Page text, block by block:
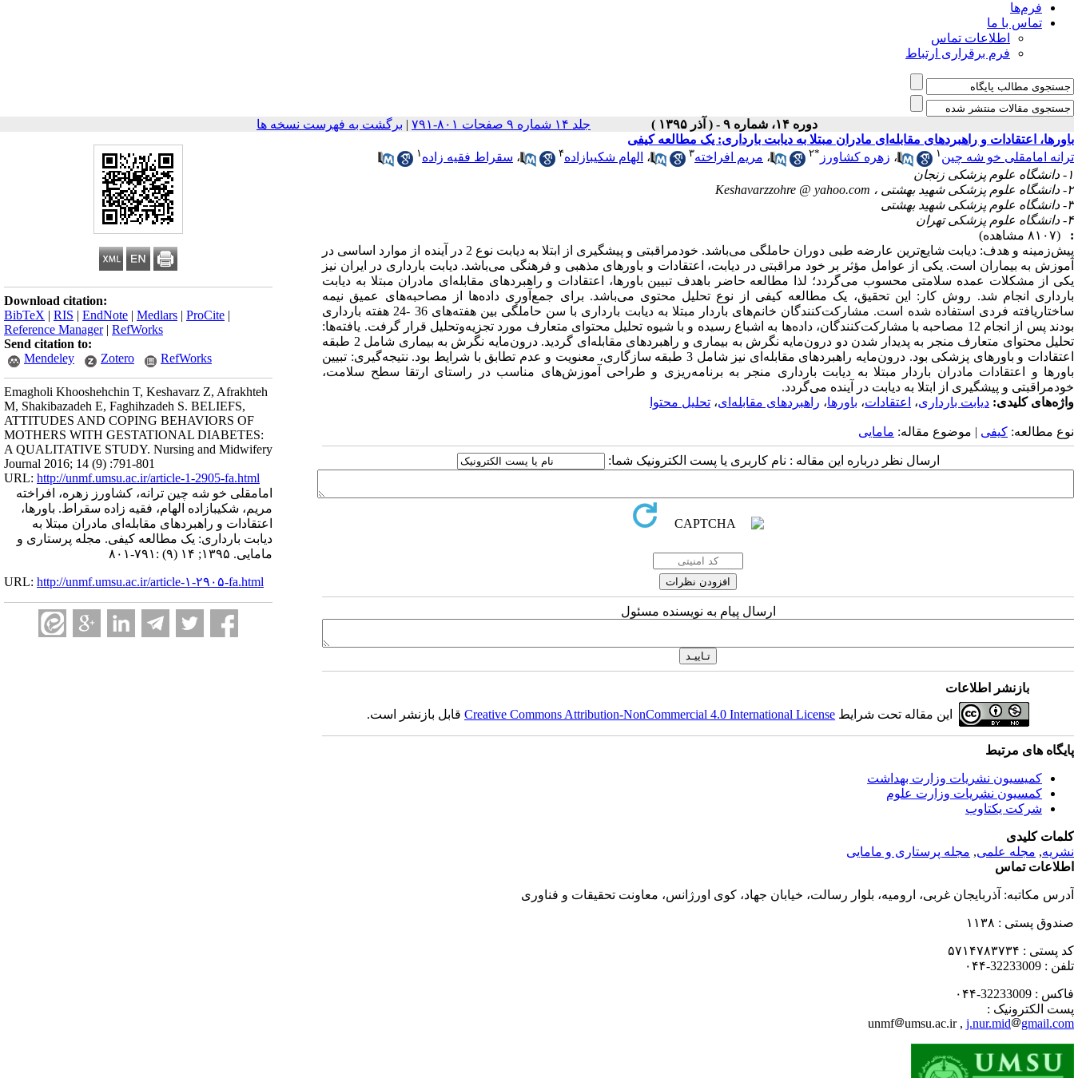
فرم‌ها
تماس با ما
اطلاعات تماس
فرم برقراری ارتباط
دوره ۱۴، شماره ۹ - ( آذر ۱۳۹۵ ) جلد ۱۴ شماره ۹ صفحات ۸۰۱-۷۹۱ | برگشت به فهرست نسخه ها
Download citation:
BibTeX | RIS | EndNote | Medlars | ProCite |
Reference Manager| RefWorks
Send citation to:
Mendeley
Zotero RefWorks
Emagholi Khooshehchin T, Keshavarz Z, Afrakhteh
M, Shakibazadeh E, Faghihzadeh S. BELIEFS,
ATTITUDES AND COPING BEHAVIORS OF
MOTHERS WITH GESTATIONAL DIABETES:
A QUALITATIVE STUDY. Nursing and Midwifery
Journal 2016; 14 (9) :791-801
URL: http://unmf.umsu.ac.ir/article-1-2905-fa.html
امامقلی خو شه چین ترانه، کشاورز زهره، افراخته
مریم، شکیبازاده الهام، فقیه زاده سقراط. باورها،
اعتقادات و راهبردهای مقابله‌ای مادران مبتلا به
دیابت بارداری: یک مطالعه کیفی. مجله پرستاری و
مامایی. ۱۳۹۵; ۱۴ (۹) :۷۹۱-۸۰۱
URL: http://unmf.umsu.ac.ir/article-۱-۲۹۰۵-fa.html
باورها، اعتقادات و راهبردهای مقابله‌ای مادران مبتلا به دیابت بارداری: یک مطالعه کیفی
ترانه امامقلی خو شه چین ۱ ، زهره کشاورز *۲ ، مریم افراخته۳ ، الهام شکیبازاده۴ ، سقراط فقیه زاده ۱
۱- دانشگاه علوم پزشکی زنجان
۲- دانشگاه علوم پزشکی شهید بهشتی ،
Keshavarzzohre @ yahoo.com
۳- دانشگاه علوم پزشکی شهید بهشتی
۴- دانشگاه علوم پزشکی تهران
:
(۸۱۰۷ مشاهده)
پیش‌زمینه و هدف: دیابت شایع‌ترین عارضه طبی دوران حاملگی می‌باشد. خودمراقبتی و پیشگیری از ابتلا به دیابت نوع 2 در آینده از موارد اساسی در
آموزش به بیماران است. یکی از عوامل مؤثر بر خود مراقبتی در دیابت، اعتقادات و باورهای مذهبی و فرهنگی می‌باشد. دیابت بارداری در ایران نیز
یکی از مشکلات عمده سلامتی محسوب می‌گردد؛ لذا مطالعه حاضر باهدف تبیین باورها، اعتقادات و راهبردهای مقابله‌ای مادران مبتلا به دیابت
بارداری انجام شد. روش کار: این تحقیق، یک مطالعه کیفی از نوع تحلیل محتوی می‌باشد. برای جمع‌آوری داده‌ها از مصاحبه‌های عمیق نیمه
ساختاریافته فردی استفاده شده است. مشارکت‌کنندگان خانم‌های باردار مبتلا به دیابت بارداری با سن حاملگی بین هفته‌های 36 -24 هفته بارداری
بودند پس از انجام 12 مصاحبه با مشارکت‌کنندگان، داده‌ها به اشباع رسیده و با شیوه تحلیل محتوای متعارف مورد تجزیه‌و‌تحلیل قرار گرفت. یافته‌ها:
تحلیل محتوای متعارف منجر به پدیدار شدن دو درون‌مایه نگرش به بیماری و راهبردهای مقابله‌ای گردید. درون‌مایه نگرش به بیماری شامل 2 طبقه
اعتقادات و باورهای پزشکی بود. درون‌مایه راهبردهای مقابله‌ای نیز شامل 3 طبقه سازگاری، معنویت و عدم تطابق با شرایط بود. نتیجه‌گیری: تبیین
باورها و اعتقادات مادران باردار مبتلا به دیابت بارداری منجر به برنامه‌ریزی و طراحی آموزش‌های مناسب در راستای ارتقا سطح سلامت،
خودمراقبتی و پیشگیری از ابتلا به دیابت در آینده می‌گردد.
واژه‌های کلیدی: دیابت بارداری، اعتقادات، باورها، راهبردهای مقابله‌ای، تحلیل محتوا
نوع مطالعه: کیفی | موضوع مقاله: مامایی
ارسال نظر درباره این مقاله : نام کاربری یا پست الکترونیک شما:
ارسال پیام به نویسنده مسئول
بازنشر اطلاعات
این مقاله تحت شرایط Creative Commons Attribution-NonCommercial 4.0 International Licenseقابل بازنشر است.
پایگاه های مرتبط
کمیسیون نشریات وزارت بهداشت
کمسیون نشریات وزارت علوم
شرکت یکتاوب
کلمات کلیدی
نشریه, مجله علمی, مجله پرستاری و مامایی
اطلاعات تماس
آدرس مکاتبه: آذربایجان غربی، ارومیه، بلوار رسالت، خیابان جهاد، کوی اورژانس، معاونت تحقیقات و فناوری
صندوق پستی : ۱۱۳۸
کد پستی : ۵۷۱۴۷۸۳۷۳۴
تلفن : 32233009-۰۴۴
فاکس : 32233009-۰۴۴
پست الکترونیک :
unmf
umsu.ac.ir , j.nur.mid gmail.com